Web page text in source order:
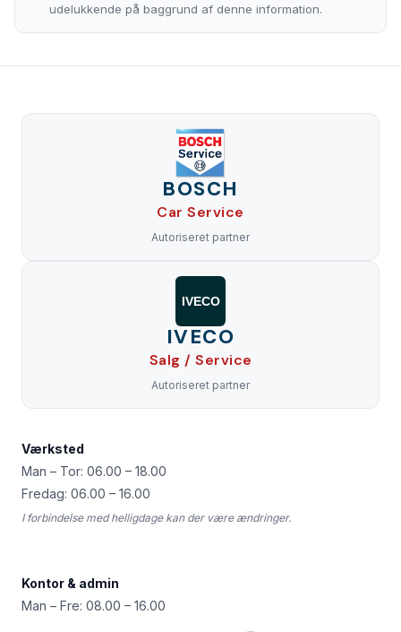
udelukkende på baggrund af denne information.
BOSCH
Car Service
Autoriseret partner
IVECO
IVECO
Salg / Service
Autoriseret partner
Værksted
Man – Tor: 06.00 – 18.00
Fredag: 06.00 – 16.00
I forbindelse med helligdage kan der være ændringer.
Kontor & admin
Man – Fre: 08.00 – 16.00